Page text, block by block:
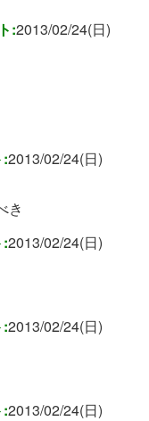
:2013/02/24(日)
:2013/02/24(日)
き
:2013/02/24(日)
:2013/02/24(日)
:2013/02/24(日)